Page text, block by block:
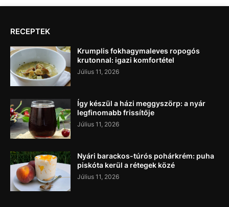
RECEPTEK
Krumplis fokhagymaleves ropogós
krutonnal: igazi komfortétel
Július 11, 2026
Így készül a házi meggyszörp: a nyár
legfinomabb frissítője
Július 11, 2026
Nyári barackos-túrós pohárkrém: puha
piskóta kerül a rétegek közé
Július 11, 2026